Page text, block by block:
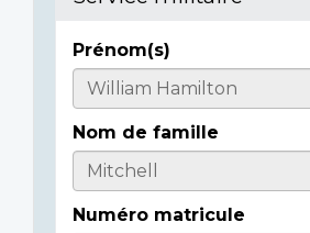
Casualty
Details
Prénom(s)
Nom de famille
Numéro matricule